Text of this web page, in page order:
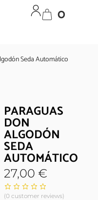
0
Seda Automático
PARAGUAS
DON
ALGODÓN
SEDA
AUTOMÁTICO
27,00€
(0 customer reviews)